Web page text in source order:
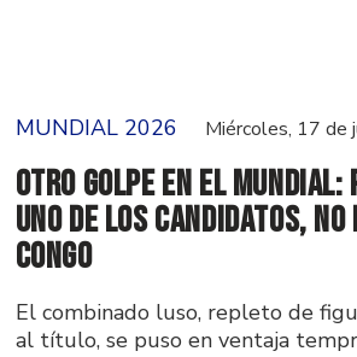
MUNDIAL 2026 Miércoles, 17 de
Otro golpe en el
uno de los candidatos, no
Congo
El combinado luso, repleto de
al título, se puso en ventaja